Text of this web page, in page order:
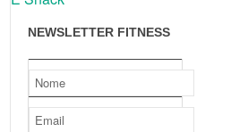
NEWSLETTER FITNESS